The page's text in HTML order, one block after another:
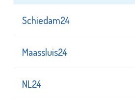
Schiedam24
Maassluis24
NL24